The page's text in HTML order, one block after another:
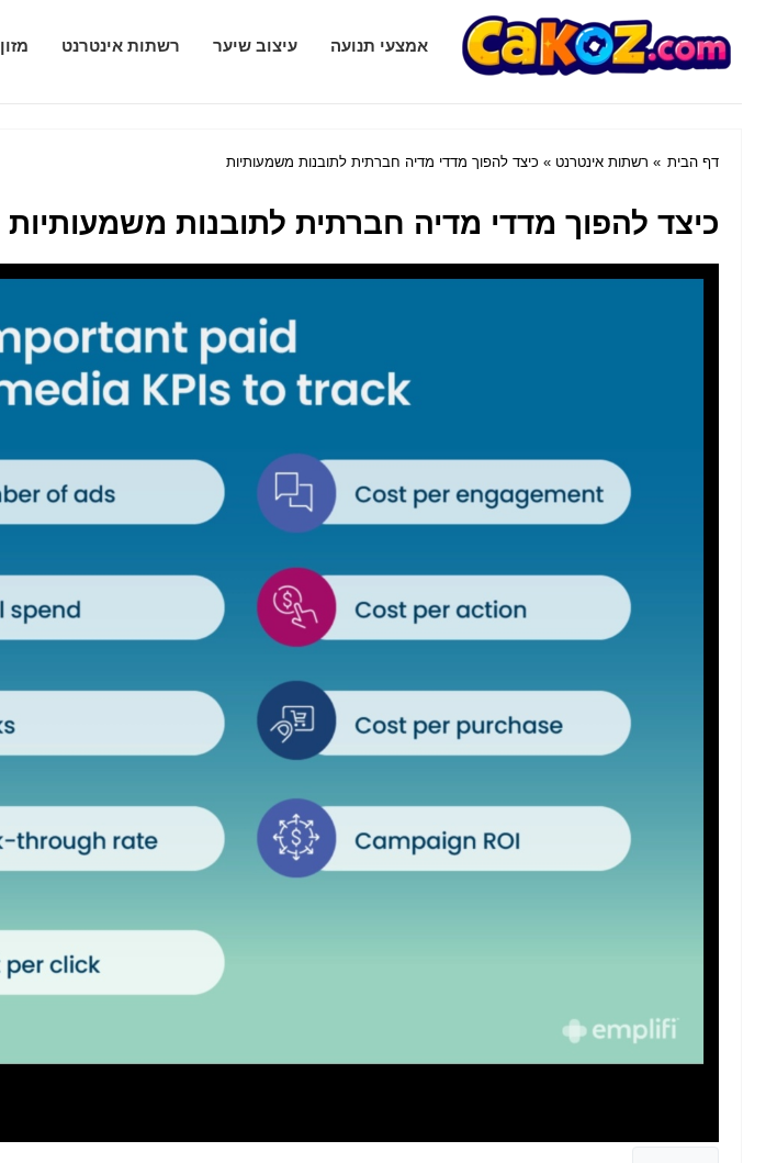
Cakoz.com אמצעי תנועה עיצוב שיער רשתות אינטרנט מזון
דף הבית » רשתות אינטרנט » כיצד להפוך מדדי מדיה חברתית לתובנות משמעותיות
כיצד להפוך מדדי מדיה חברתית לתובנות משמעותיות